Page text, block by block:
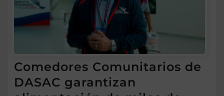
Comedores Comunitarios de
DASAC garantizan